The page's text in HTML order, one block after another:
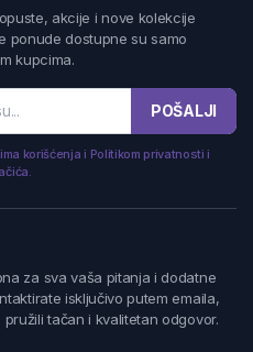
akcije i nove kolekcije
ponude dostupne su samo
kupcima.
POŠALJI
korišćenja i Politikom privatnosti i
za sva vaša pitanja i dodatne
isključivo putem emaila,
tačan i kvalitetan odgovor.